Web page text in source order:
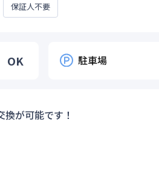
保証人不要
OK 駐車場
が可能です！